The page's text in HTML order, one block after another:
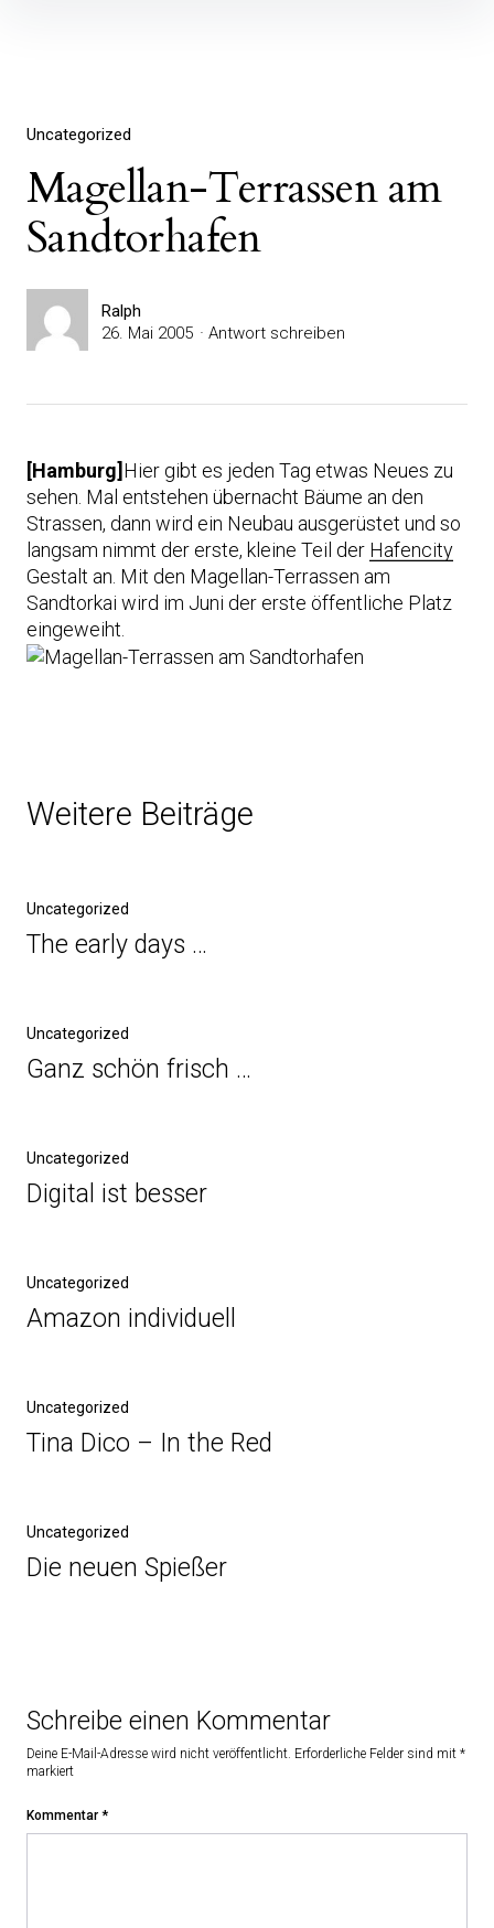
Uncategorized
Magellan-Terrassen am
Sandtorhafen
Ralph
26. Mai 2005
Antwort schreiben
[Hamburg] Hier gibt es jeden Tag etwas Neues zu
sehen. Mal entstehen übernacht Bäume an den
Strassen, dann wird ein Neubau ausgerüstet und so
langsam nimmt der erste, kleine Teil der Hafencity
Gestalt an. Mit den Magellan-Terrassen am
Sandtorkai wird im Juni der erste öffentliche Platz
eingeweiht.
Weitere Beiträge
Uncategorized
The early days …
Uncategorized
Ganz schön frisch …
Uncategorized
Digital ist besser
Uncategorized
Amazon individuell
Uncategorized
Tina Dico – In the Red
Uncategorized
Die neuen Spießer
Schreibe einen Kommentar
Deine E-Mail-Adresse wird nicht veröffentlicht. Erforderliche Felder sind mit *
markiert
Kommentar *